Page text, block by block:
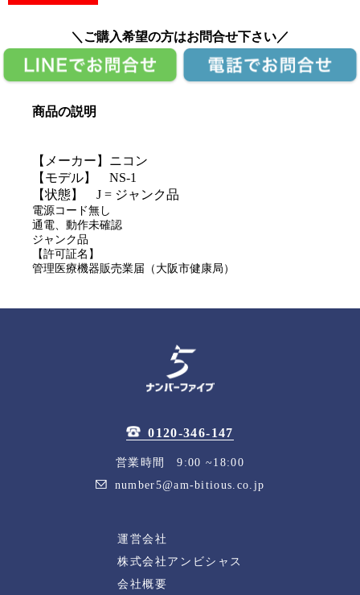
＼ご購入希望の方はお問合せ下さい／
商品の説明
【メーカー】ニコン
【モデル】 NS-1
【状態】 J = ジャンク品
電源コード無し
通電、動作未確認
ジャンク品
【許可証名】
管理医療機器販売業届（大阪市健康局）
0120-346-147
営業時間 9:00 ~18:00
number5@am-bitious.co.jp
運営会社
株式会社アンビシャス
会社概要